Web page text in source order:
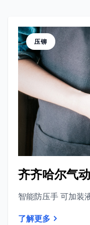
压铆
齐齐哈尔气
智能防压手 可加装
了解更多